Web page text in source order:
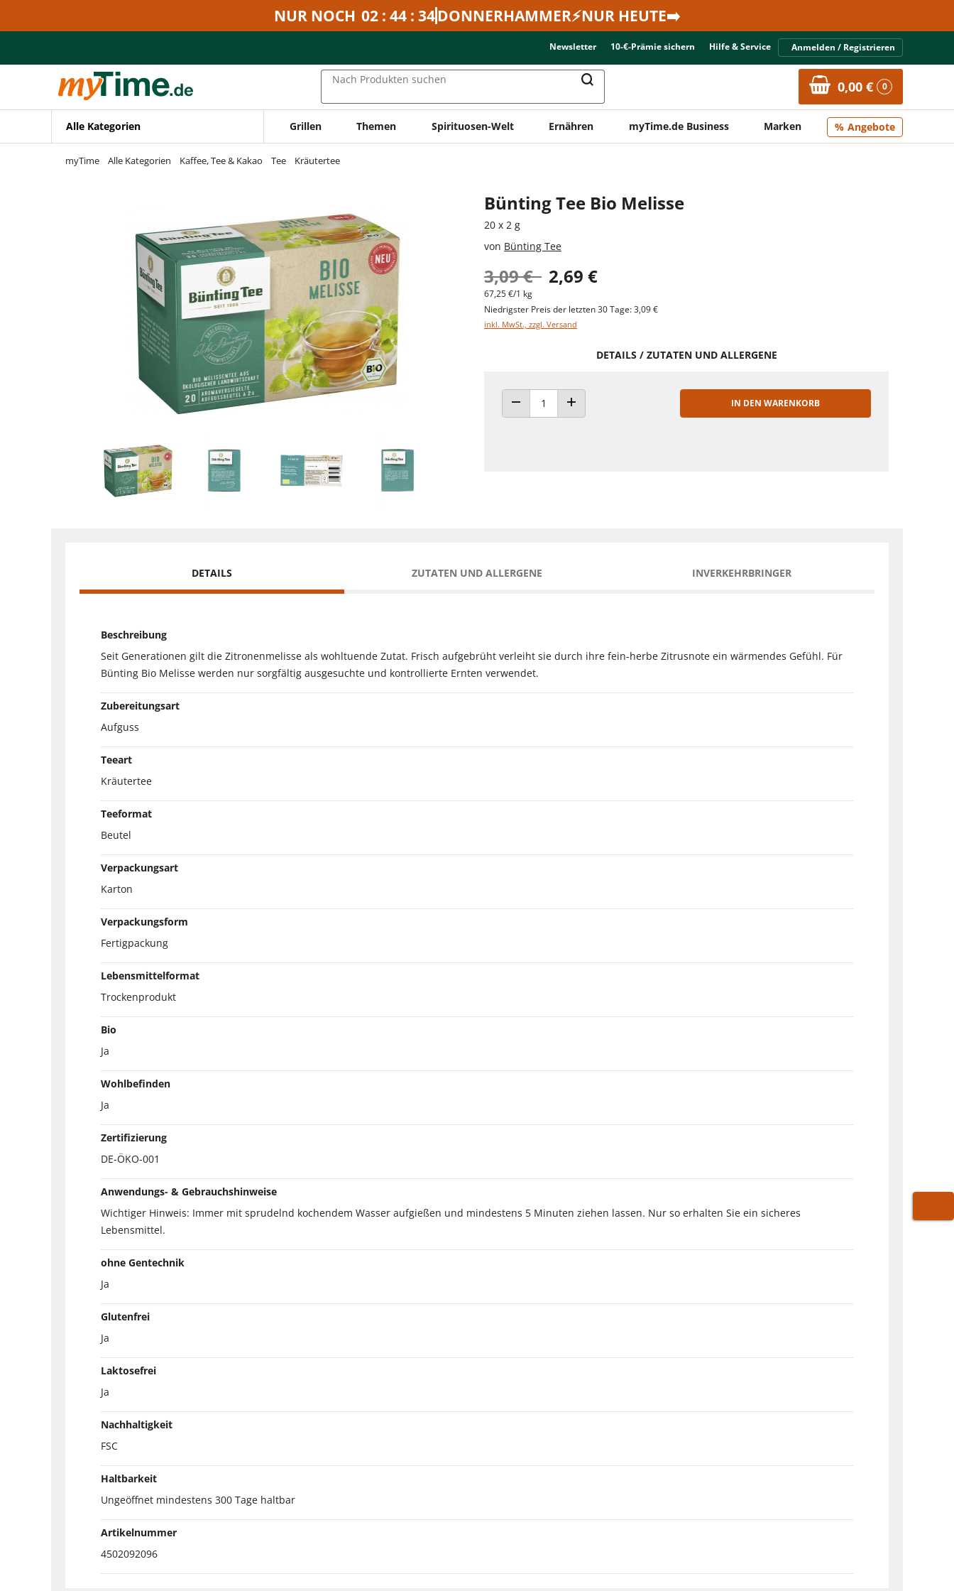
Zur Navigation springen
NUR NOCH 02 : 44 : 34DONNERHAMMER⚡NUR HEUTE➡️
Newsletter 10-€-Prämie sichern Hilfe & Service Anmelden / Registrieren
Nach Produkten suchen 0,00 € 0
Alle Kategorien Grillen Themen Spirituosen-Welt Ernähren myTime.de Business Marken Angebote
myTime Alle Kategorien Kaffee, Tee & Kakao Tee Kräutertee
Bünting Tee Bio Melisse
20 x 2 g
von Bünting Tee
3,09 € 2,69 €
67,25 €/1 kg
Niedrigster Preis der letzten 30 Tage: 3,09 €
inkl. MwSt., zzgl. Versand
DETAILS / ZUTATEN UND ALLERGENE
ANZAHL VERRINGERNANZAHL ERHÖHEN
IN DEN WARENKORB
DETAILS ZUTATEN UND ALLERGENE INVERKEHRBRINGER
Beschreibung
Seit Generationen gilt die Zitronenmelisse als wohltuende Zutat. Frisch aufgebrüht verleiht sie durch ihre fein-herbe Zitrusnote ein wärmendes Gefühl. Für
Bünting Bio Melisse werden nur sorgfältig ausgesuchte und kontrollierte Ernten verwendet.
Zubereitungsart
Aufguss
Teeart
Kräutertee
Teeformat
Beutel
Verpackungsart
Karton
Verpackungsform
Fertigpackung
Lebensmittelformat
Trockenprodukt
Bio
Ja
Wohlbefinden
Ja
Zertifizierung
DE-ÖKO-001
Anwendungs- & Gebrauchshinweise
Wichtiger Hinweis: Immer mit sprudelnd kochendem Wasser aufgießen und mindestens 5 Minuten ziehen lassen. Nur so erhalten Sie ein sicheres
Lebensmittel.
ohne Gentechnik
Ja
Glutenfrei
Ja
Laktosefrei
Ja
Nachhaltigkeit
FSC
Haltbarkeit
Ungeöffnet mindestens 300 Tage haltbar
Artikelnummer
4502092096